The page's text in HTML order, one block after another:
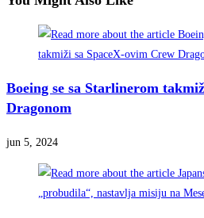
Boeing se sa Starlinerom
Dragonom
jun 5, 2024